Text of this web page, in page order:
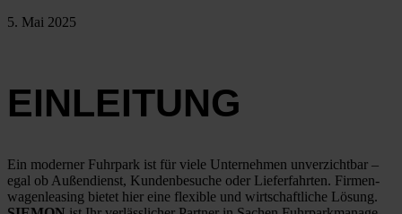
5. Mai 2025
EINLEITUNG
Ein moder­ner Fuhr­park ist für vie­le Unter­neh­men unver­zicht­bar –
egal ob Außen­dienst, Kun­den­be­su­che oder Lie­fer­fahr­ten. Fir­men­
wa­gen­lea­sing bie­tet hier eine fle­xi­ble und wirt­schaft­li­che Lösung.